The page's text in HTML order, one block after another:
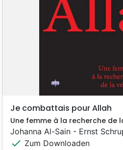
Je combattais pour Allah
Une femme à la recherche de
Johanna Al-Sain - Ernst
check Zum Downloaden